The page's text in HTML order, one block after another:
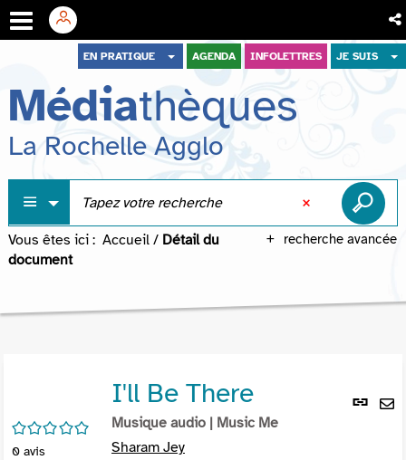
menu
contenu
recherche
EN PRATIQUE AGENDA INFOLETTRES JE SUIS
Médiathèques
La Rochelle Agglo
recherche avancée
Vous êtes ici : Accueil / Détail du
document
Lien
/5
0 avis
I'll Be There
Musique audio | Music Me
Sharam Jey